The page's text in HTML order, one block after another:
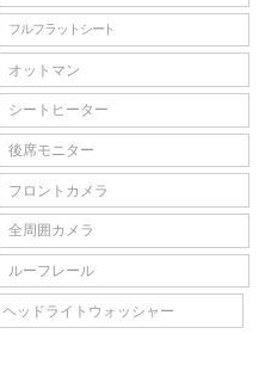
フルフラットシート
オットマン
シートヒーター
後席モニター
フロントカメラ
全周囲カメラ
ルーフレール
ヘッドライトウォッシャー